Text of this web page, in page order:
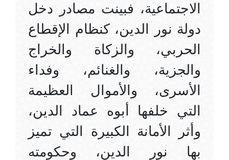
الاجتماعية، فبينت مصادر دخل
دولة نور الدين، كنظام الإقطاع
الحربي، والزكاة والخراج
والجزية، والغنائم، وفداء
الأسرى، والأموال العظيمة
التي خلفها أبوه عماد الدين،
وأثر الأمانة الكبيرة التي تميز
بها نور الدين، وحكومته